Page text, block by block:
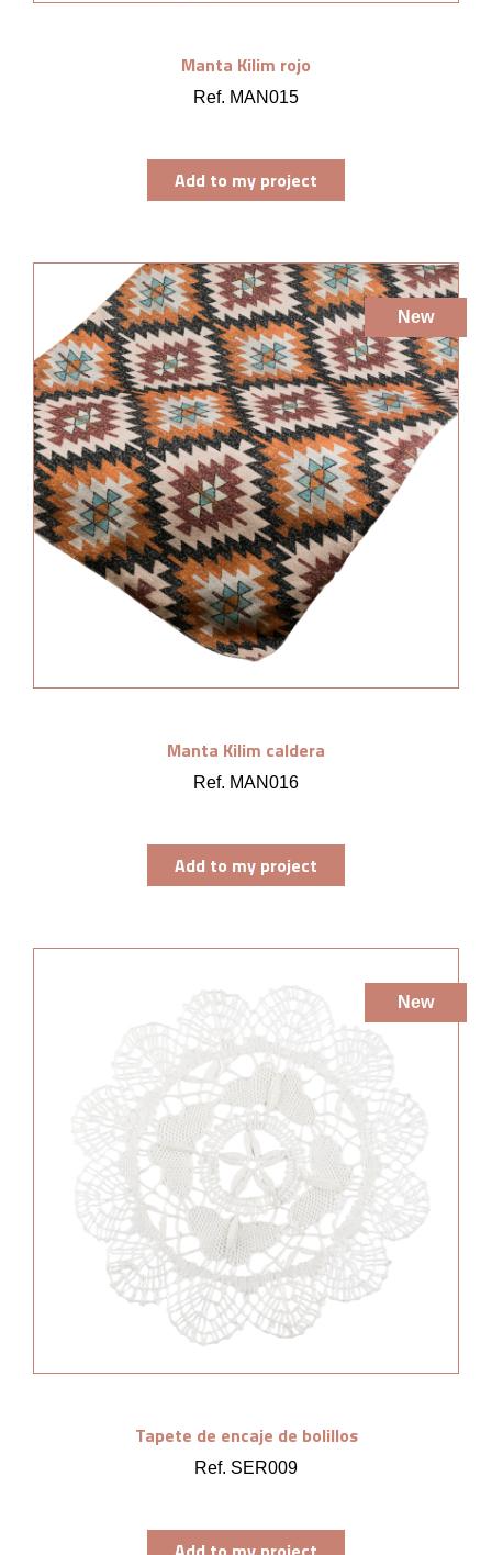
Manta Kilim rojo
Ref. MAN015
Add to my project
New
Manta Kilim caldera
Ref. MAN016
Add to my project
New
Tapete de encaje de bolillos
Ref. SER009